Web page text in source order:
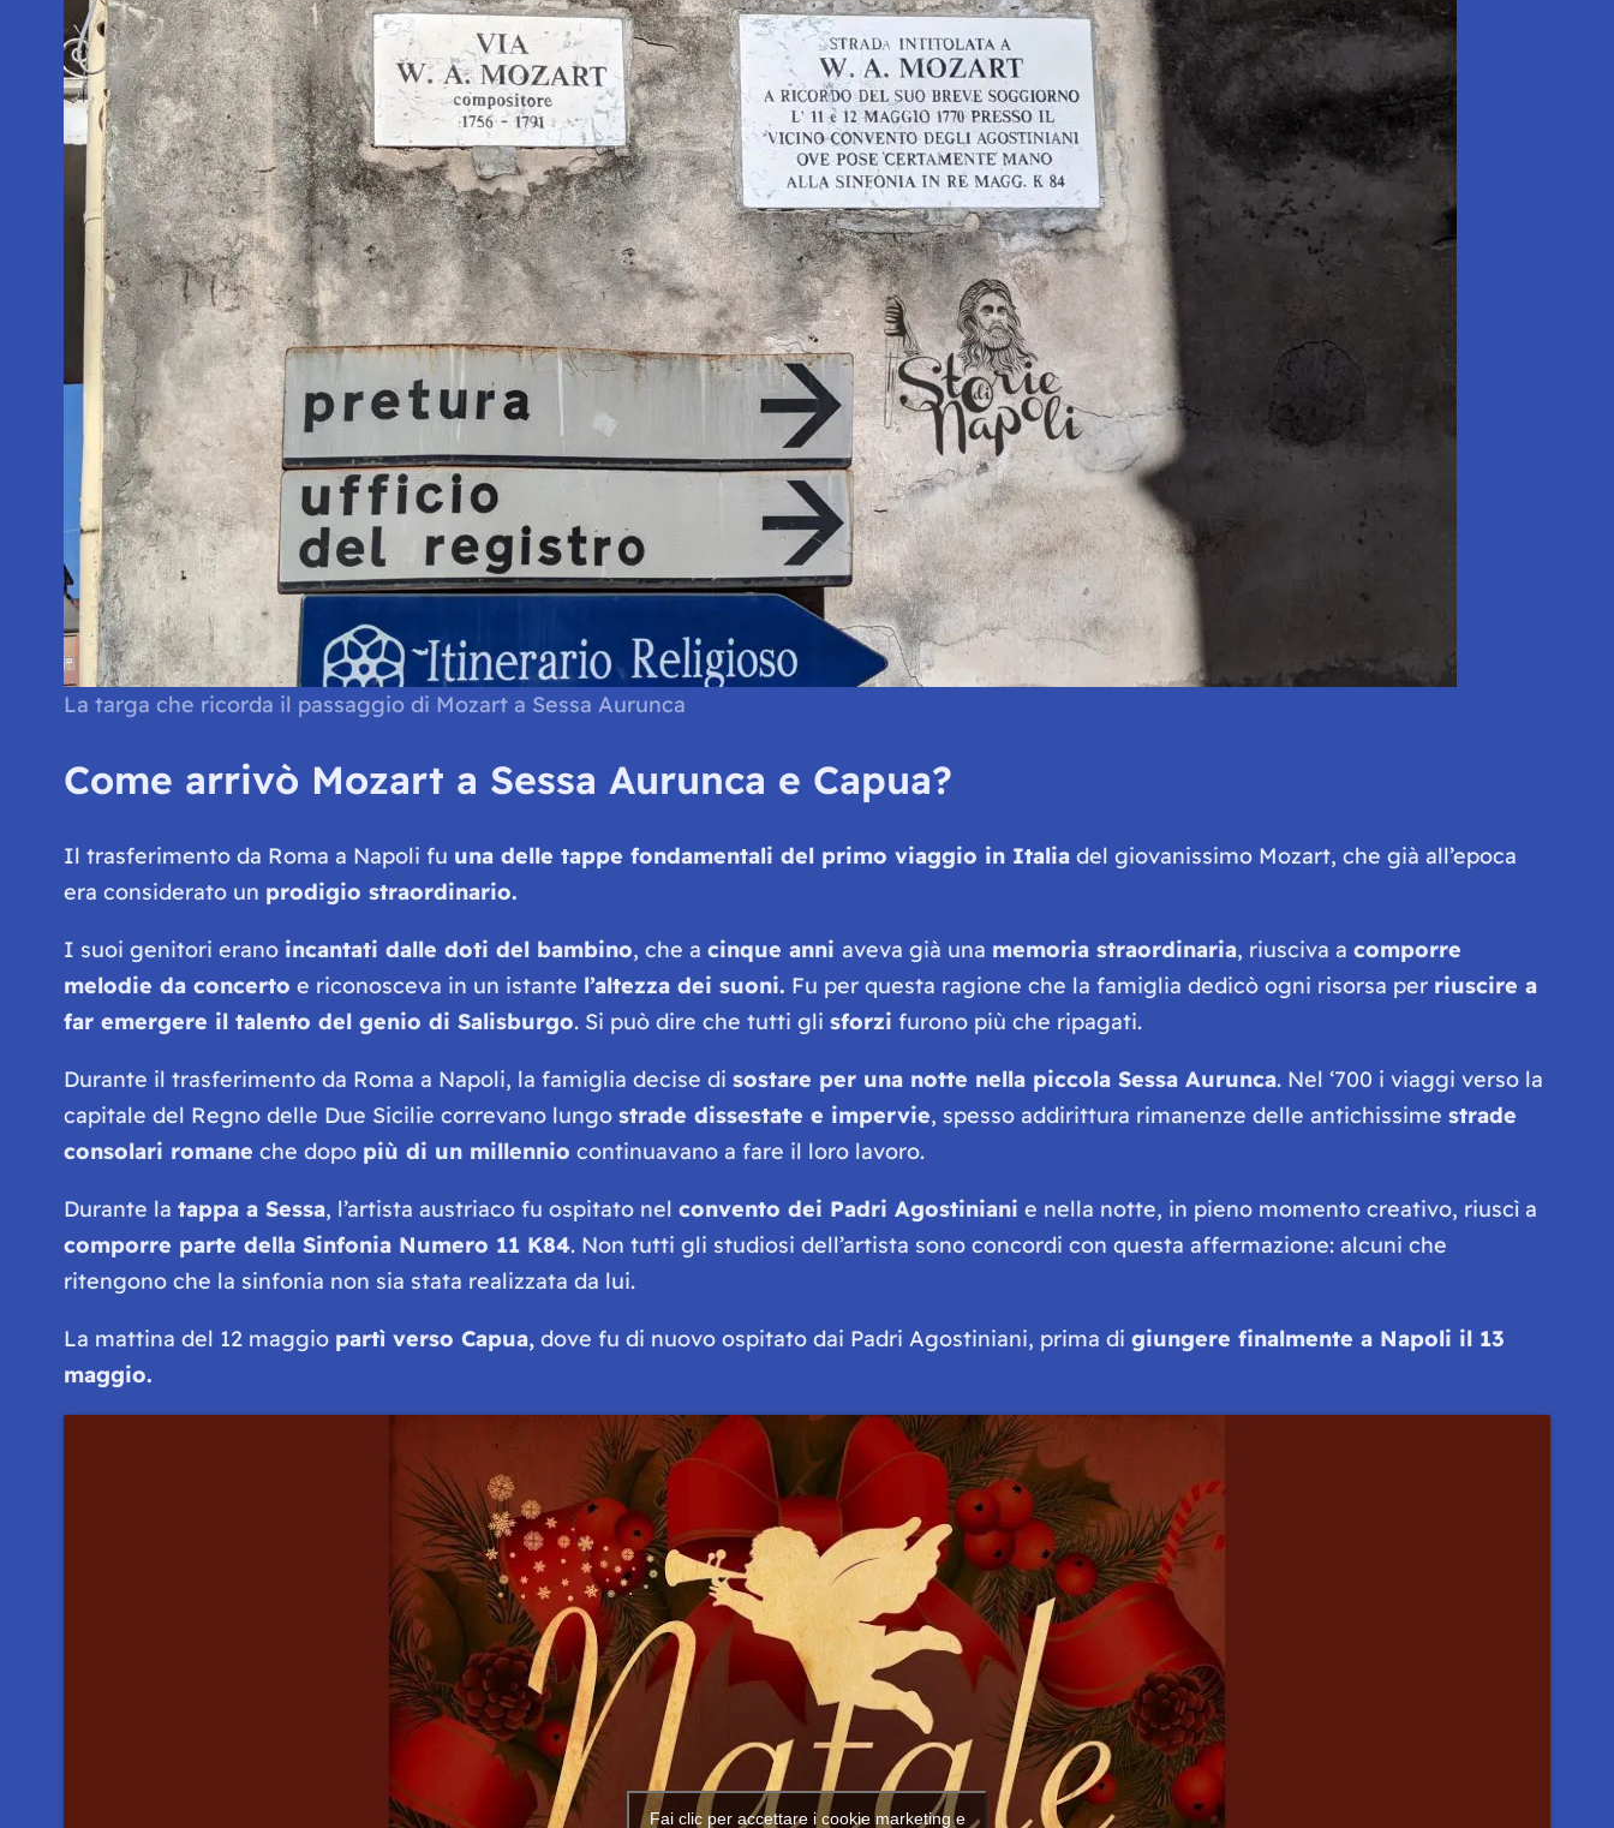
La targa che ricorda il passaggio di Mozart a Sessa Aurunca
Come arrivò Mozart a Sessa Aurunca e Capua?
Il trasferimento da Roma a Napoli fu una delle tappe fondamentali del primo viaggio in Italiadel giovanissimo Mozart, che già all’epoca
era considerato un prodigio straordinario.
I suoi genitori erano incantati dalle doti del bambino, che a cinque anni aveva già una memoria straordinaria, riusciva a comporre
melodie da concerto e riconosceva in un istante l’altezza dei suoni. Fu per questa ragione che la famiglia dedicò ogni risorsa per riuscire a
far emergere il talento del genio di Salisburgo. Si può dire che tutti gli sforzi furono più che ripagati.
Durante il trasferimento da Roma a Napoli, la famiglia decise di sostare per una notte nella piccola Sessa Aurunca. Nel ‘700 i viaggi verso la
capitale del Regno delle Due Sicilie correvano lungo strade dissestate e impervie, spesso addirittura rimanenze delle antichissime strade
consolari romane che dopo più di un millennio continuavano a fare il loro lavoro.
Durante la tappa a Sessa, l’artista austriaco fu ospitato nel convento dei Padri Agostiniani e nella notte, in pieno momento creativo, riuscì a
comporre parte della Sinfonia Numero 11 K84. Non tutti gli studiosi dell’artista sono concordi con questa affermazione: alcuni che
ritengono che la sinfonia non sia stata realizzata da lui.
La mattina del 12 maggio partì verso Capua,dove fu di nuovo ospitato dai Padri Agostiniani, prima di giungere finalmente a Napoli il 13
maggio.
Fai clic per accettare i cookie marketing e